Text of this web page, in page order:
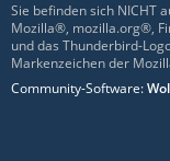
Sie befinden sich NICHT
Mozilla®, mozilla.org®,
und das Thunderbird-
Markenzeichen der
Community-Software: